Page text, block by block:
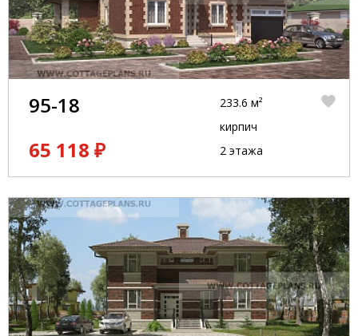
95-18
65 118 ₽
233.6 м²
кирпич
2 этажа